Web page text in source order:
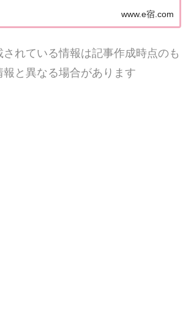
イ二階堂高嗣！果たして飲食店は見つかるのか？ゴ
ールの富士山一望の大パノラマ「天空テラス」...
www.e宿.com
されている情報は記事作成時点のも
と異なる場合があります